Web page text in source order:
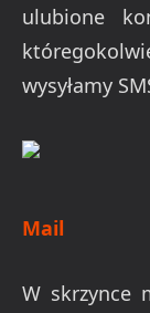
ulubione
wysyłamy
Mail
W skrzynce